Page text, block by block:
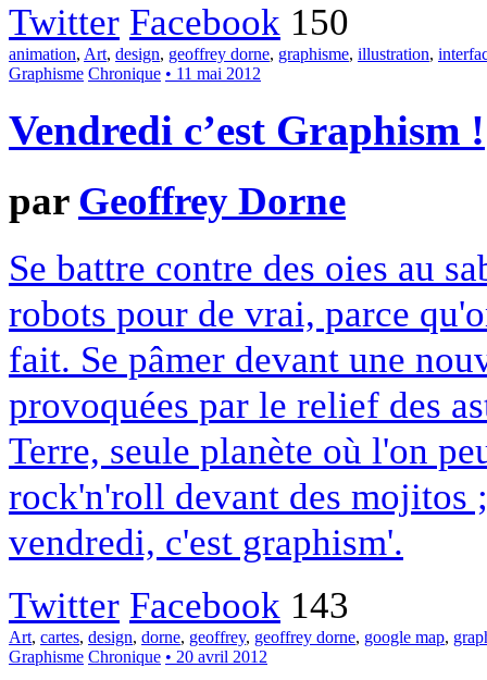
Twitter Facebook 150
animation, Art, design, geoffrey dorne, graphisme, illustration,
Graphisme Chronique • 11 mai 2012
Vendredi c’est Graphism !
par Geoffrey Dorne
Se battre contre des oies au
robots pour de vrai, parce
fait. Se pâmer devant une
provoquées par le relief des
Terre, seule planète où l'on
rock'n'roll devant des mojitos
vendredi, c'est graphism'.
Twitter Facebook 143
Art, cartes, design, dorne, geoffrey, geoffrey dorne, google map,
Graphisme Chronique • 20 avril 2012